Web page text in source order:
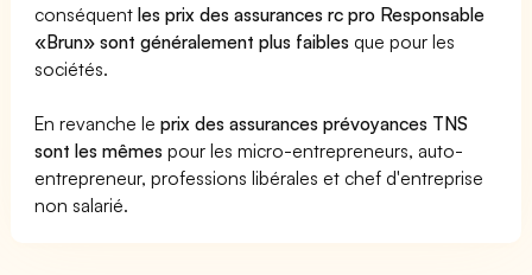
conséquentles prix des assurances rc pro Responsable
«Brun» sont généralement plus faibles que pour les
sociétés.
En revanche leprix des assurances prévoyances TNS
sont les mêmes pour les micro-entrepreneurs, auto-
entrepreneur, professions libérales et chef d'entreprise
non salarié.